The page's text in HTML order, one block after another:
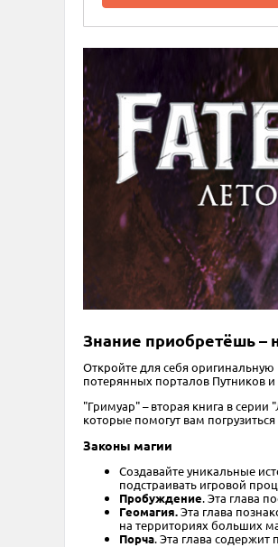
Знание приобретёшь –
Откройте для себя
потерянных порталов Путников
"Гримуар" – вторая книга в
которые помогут вам
Законы магии
Создавайте уникальные
подстраивать игровой
Пробуждение. Эта глава
Геомагия.Эта глава
на территориях больших
Порча. Эта глава